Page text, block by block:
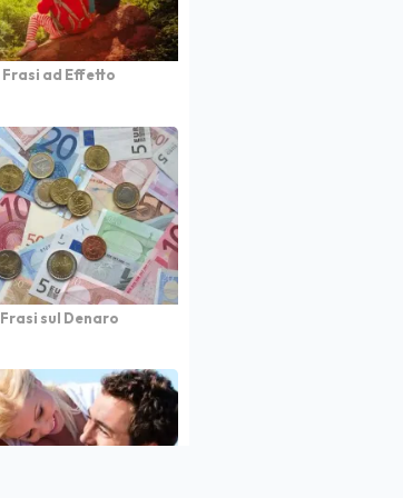
Frasi ad Effetto
Frasi sul Denaro